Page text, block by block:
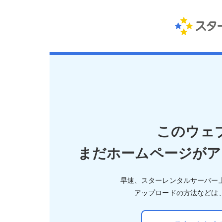
このウェ
まだホームページが
早速、スターレンタルサーバー
アップロードの方法などは